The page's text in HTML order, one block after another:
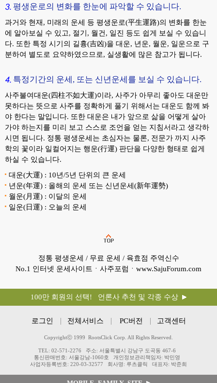
평생운로의 변화를 한눈에 파악할 수 있습니다.
과거와 현재, 미래의 운세 등 평생운로(平生運路)의 변화를 한눈
에 알아보실 수 있고, 절기, 월건, 일진 등도 쉽게 보실 수 있습니
다. 또한 특정 시기의 길흉(吉凶)을 대운, 년운, 월운, 일운으로 구
분하여 별도로 요약하였으므로, 실생활에 많은 참고가 됩니다.
특정기간의 운세, 또는 신년운세를 보실 수 있습니다.
사주불여대운(四柱不如大運)이라, 사주가 아무리 좋아도 대운만
못하다는 뜻으로 사주를 정확하게 풀기 위해서는 대운도 함께 봐
야 한다는 말입니다. 또한 대운은 내가 앞으로 삶을 어떻게 살아
가야 하는지를 미리 보고 스스로 조언을 얻는 지침서라고 생각하
시면 됩니다. 정통 평생운세는 초심자는 물론, 전문가 까지 사주
학의 꽃이라 일컬어지는 행운(行運) 판단을 다양한 형태로 쉽게
하실 수 있습니다.
대운(大運) : 10년/5년 단위의 큰 운세
년운(年運) : 올해의 운세 또는 신년운세(新年運勢)
월운(月運) : 이달의 운세
일운(日運) : 오늘의 운세
정통 평생운세 / 무료 운세 / 육효점 주역신수
No.1 인터넷 운세사이트ㆍ사주포럼ㆍwww.SajuForum.com
100만 회원의 선택! 언론사 추천 및 각종 수상
로그인 전체서비스 PC버전 고객센터
Copyrightⓒ 1999 RootsClick Corp. All Rights Reserved.
TEL: 02-571-2276
주소: 서울특별시 강남구 도곡동 467-6
통신판매번호: 서울강남-1060호
개인정보관리책임자: 박민영
사업자등록번호: 220-03-32577
회사명: 루츠클릭 대표자: 박준희